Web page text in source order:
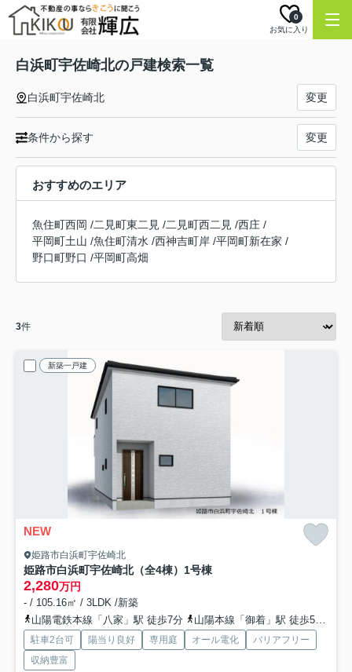
お気に入り
0
白浜町宇佐崎北の戸建検索一覧
白浜町宇佐崎北 変更
条件から探す 変更
おすすめのエリア
魚住町西岡 /二見町東二見 /二見町西二見 /西庄 /
平岡町土山 /魚住町清水 /西神吉町岸 /平岡町新在家 /
野口町野口 /平岡町高畑
3件
新築一戸建
NEW
姫路市白浜町宇佐崎北
姫路市白浜町宇佐崎北（全4棟）1号棟
2,280万円
- / 105.16㎡ / 3LDK /新築
山陽電鉄本線「八家」駅 徒歩7分
山陽本線「御着」駅 徒歩52分
駐車2台可 陽当り良好 専用庭 オール電化
バリアフリー
収納豊富